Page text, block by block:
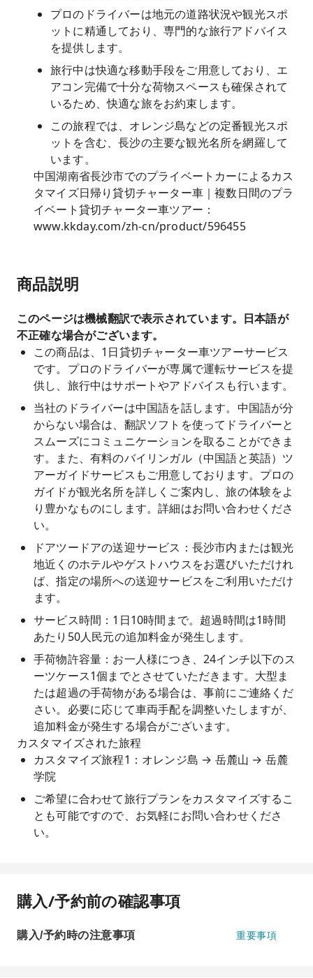
プロのドライバーは地元の道路状況や観光スポ
ットに精通しており、専門的な旅行アドバイス
を提供します。
旅行中は快適な移動手段をご用意しており、エ
アコン完備で十分な荷物スペースも確保されて
いるため、快適な旅をお約束します。
この旅程では、オレンジ島などの定番観光スポ
ットを含む、長沙の主要な観光名所を網羅して
います。
中国湖南省長沙市でのプライベートカーによるカス
タマイズ日帰り貸切チャーター車｜複数日間のプラ
イベート貸切チャーター車ツアー：
www.kkday.com/zh-cn/product/596455
商品説明
このページは機械翻訳で表示されています。日本語が
不正確な場合がございます。
この商品は、1日貸切チャーター車ツアーサービス
です。プロのドライバーが専属で運転サービスを提
供し、旅行中はサポートやアドバイスも行います。
当社のドライバーは中国語を話します。中国語が分
からない場合は、翻訳ソフトを使ってドライバーと
スムーズにコミュニケーションを取ることができま
す。また、有料のバイリンガル（中国語と英語）ツ
アーガイドサービスもご用意しております。プロの
ガイドが観光名所を詳しくご案内し、旅の体験をよ
り豊かなものにします。詳細はお問い合わせくださ
い。
ドアツードアの送迎サービス：長沙市内または観光
地近くのホテルやゲストハウスをお選びいただけれ
ば、指定の場所への送迎サービスをご利用いただけ
ます。
サービス時間：1日10時間まで。超過時間は1時間
あたり50人民元の追加料金が発生します。
手荷物許容量：お一人様につき、24インチ以下のス
ーツケース1個までとさせていただきます。大型ま
たは超過の手荷物がある場合は、事前にご連絡くだ
さい。必要に応じて車両手配を調整いたしますが、
追加料金が発生する場合がございます。
カスタマイズされた旅程
カスタマイズ旅程1：オレンジ島 → 岳麓山 → 岳麓
学院
ご希望に合わせて旅行プランをカスタマイズするこ
とも可能ですので、お気軽にお問い合わせくださ
い。
購入/予約前の確認事項
購入/予約時の注意事項 重要事項